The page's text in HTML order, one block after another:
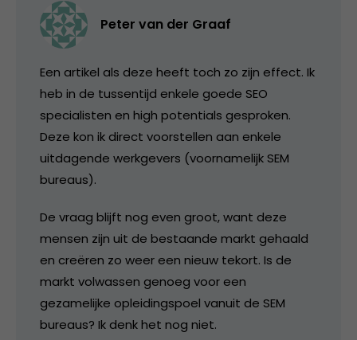
Peter van der Graaf
Een artikel als deze heeft toch zo zijn effect. Ik
heb in de tussentijd enkele goede SEO
specialisten en high potentials gesproken.
Deze kon ik direct voorstellen aan enkele
uitdagende werkgevers (voornamelijk SEM
bureaus).
De vraag blijft nog even groot, want deze
mensen zijn uit de bestaande markt gehaald
en creëren zo weer een nieuw tekort. Is de
markt volwassen genoeg voor een
gezamelijke opleidingspoel vanuit de SEM
bureaus? Ik denk het nog niet.